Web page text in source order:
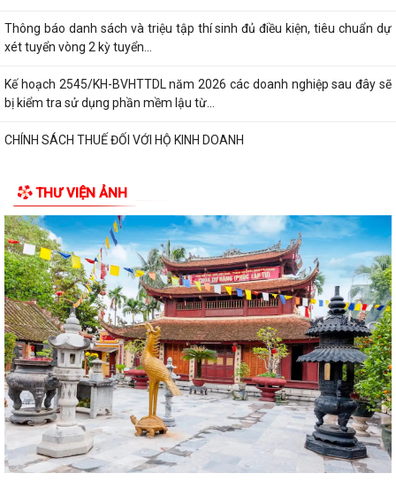
Thông báo danh sách và triệu tập thí sinh đủ điều kiện, tiêu chuẩn dự
xét tuyển vòng 2 kỳ tuyển...
Kế hoạch 2545/KH-BVHTTDL năm 2026 các doanh nghiệp sau đây sẽ
bị kiểm tra sử dụng phần mềm lậu từ...
CHÍNH SÁCH THUẾ ĐỐI VỚI HỘ KINH DOANH
5 điều hộ kinh doanh có doanh thu dưới 1 tỷ đồng cần lưu ý theo quy
định mới
Thông báo về việc nâng lương trước hạn đối với cán bộ
UBND XÃ VĨNH HÒA TỔ CHỨC NGÀY CHẠY OLYMPIC VÌ SỨC KHỎE
TOÀN DÂN NĂM 2026
XÃ VĨNH HÒA TỔ CHỨC TẬP HUẤN, DIỄN TẬP CÁC PHẦN VIỆC TRONG
NGÀY BẦU CỬ
Thông báo về ngày bầu cử, địa điểm bỏ phiếu, thời gian bỏ phiếu bầu
cử đại biểu Quốc hội khóa XVI...
Thông báo hưởng ứng phong trào “Toàn dân sử dụng năng lượng tiết
THƯ VIỆN ẢNH